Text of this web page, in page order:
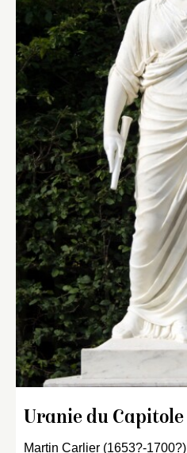
Uranie du Capitole
Martin Carlier (1653?-1700?)